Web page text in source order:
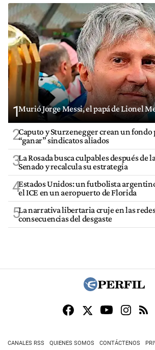
1Murió Jorge Messi, el papá de Lionel
2Caputo y Sturzenegger crean un
“ganar” sindicatos aliados
3La Rosada busca culpables después de
Senado y recalcula su estrategia
4Estados Unidos: un futbolista
el ICE en un aeropuerto de Florida
5La narrativa libertaria cruje en las
consecuencias del desgaste
CANALES RSS QUIENES SOMOS CONTÁCTENOS